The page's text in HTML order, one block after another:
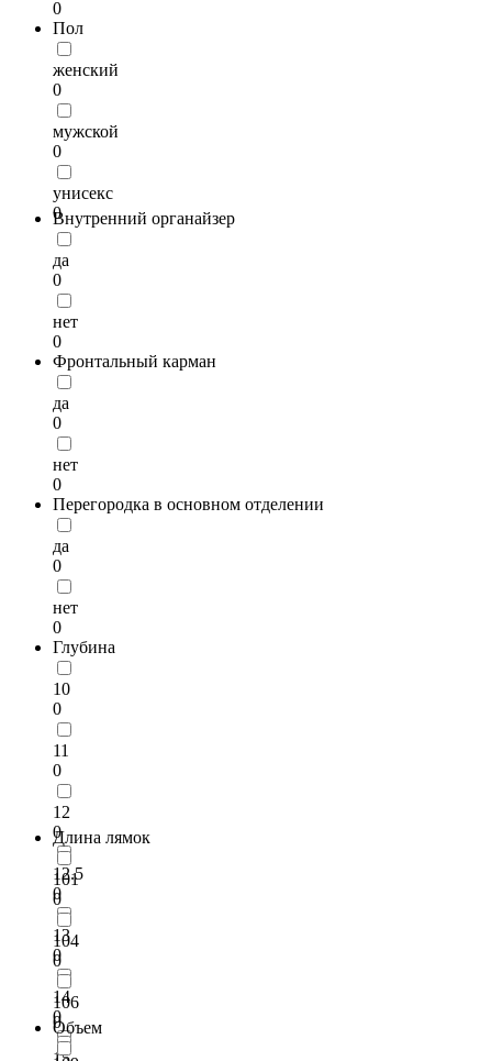
0
Пол
женский
0
мужской
0
унисекс
0
Внутренний органайзер
да
0
нет
0
Фронтальный карман
да
0
нет
0
Перегородка в основном отделении
да
0
нет
0
Глубина
10
0
11
0
12
0
12.5
0
13
0
14
0
Длина лямок
101
0
104
0
106
0
Объем